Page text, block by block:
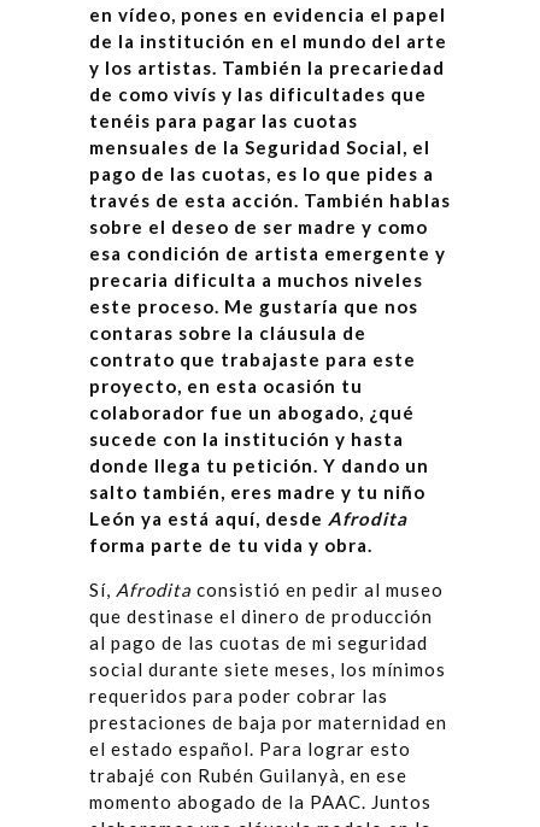
en vídeo, pones en evidencia el papel
de la institución en el mundo del arte
y los artistas. También la precariedad
de como vivís y las dificultades que
tenéis para pagar las cuotas
mensuales de la Seguridad Social, el
pago de las cuotas, es lo que pides a
través de esta acción. También hablas
sobre el deseo de ser madre y como
esa condición de artista emergente y
precaria dificulta a muchos niveles
este proceso. Me gustaría que nos
contaras sobre la cláusula de
contrato que trabajaste para este
proyecto, en esta ocasión tu
colaborador fue un abogado, ¿qué
sucede con la institución y hasta
donde llega tu petición. Y dando un
salto también, eres madre y tu niño
León ya está aquí, desde Afrodita
forma parte de tu vida y obra.
Sí, Afrodita consistió en pedir al museo
que destinase el dinero de producción
al pago de las cuotas de mi seguridad
social durante siete meses, los mínimos
requeridos para poder cobrar las
prestaciones de baja por maternidad en
el estado español. Para lograr esto
trabajé con Rubén Guilanyà, en ese
momento abogado de la PAAC. Juntos